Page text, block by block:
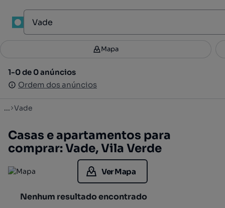
Filtros 1
1-0 de 0 anúncios
Ordem dos anúncios
Mapa
1-0 de 0 anúncios
Ordem dos anúncios
... Vade
Casas e apartamentos para
comprar: Vade, Vila Verde
Ver Mapa
Nenhum resultado encontrado